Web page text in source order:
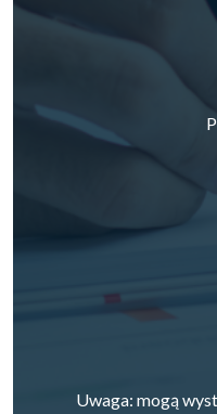
Uwaga: mogą